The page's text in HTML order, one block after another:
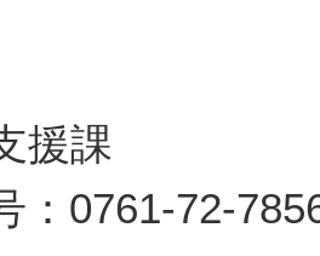
援課
：0761-72-